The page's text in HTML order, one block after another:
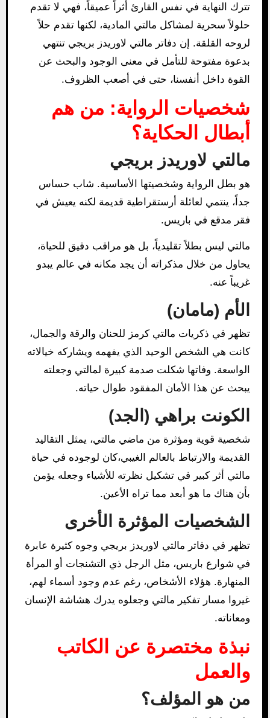
تترك النهاية في نفس القارئ أثراً عميقاً، فهي لا تقدم
حلولاً سحرية لمشاكل مالتي المادية، لكنها تقدم حلاً
لروحه القلقة. إن دفاتر مالتي لاوريدز بريجي تنتهي
بدعوة مفتوحة للتأمل في معنى الوجود والبحث عن
القوة داخل أنفسنا، حتى في أصعب الظروف.
شخصيات الرواية: من هم
أبطال الحكاية؟
مالتي لاوريدز بريجي
هو بطل الرواية وشخصيتها الأساسية. شاب حساس
جداً، ينتمي لعائلة أرستقراطية قديمة لكنه يعيش في
فقر مدقع في باريس.
مالتي ليس بطلاً تقليدياً، بل هو مراقب دقيق للحياة،
يحاول من خلال مذكراته أن يجد مكانه في عالم يبدو
غريباً عنه.
الأم (مامان)
تظهر في ذكريات مالتي كرمز للحنان والرقة والجمال،
كانت هي الشخص الوحيد الذي يفهمه ويشاركه خيالاته
الواسعة. وفاتها شكلت صدمة كبيرة لمالتي وجعلته
يبحث عن هذا الأمان المفقود طوال حياته.
الكونت براهي (الجد)
شخصية قوية ومؤثرة من ماضي مالتي، يمثل التقاليد
القديمة والارتباط بالعالم الغيبي،كان لوجوده في حياة
مالتي أثر كبير في تشكيل نظرته للأشياء وجعله يؤمن
بأن هناك ما هو أبعد مما تراه الأعين.
الشخصيات المؤثرة الأخرى
تظهر في دفاتر مالتي لاوريدز بريجي وجوه كثيرة عابرة
في شوارع باريس، مثل الرجل ذي التشنجات أو المرأة
المنهارة. هؤلاء الأشخاص، رغم عدم وجود أسماء لهم،
غيروا مسار تفكير مالتي وجعلوه يدرك هشاشة الإنسان
ومعاناته.
نبذة مختصرة عن الكاتب
والعمل
من هو المؤلف؟